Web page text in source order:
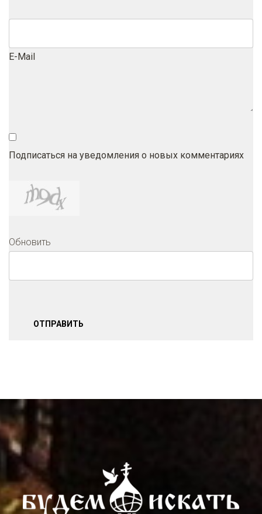
E-Mail
Подписаться на уведомления о новых комментариях
Обновить
ОТПРАВИТЬ